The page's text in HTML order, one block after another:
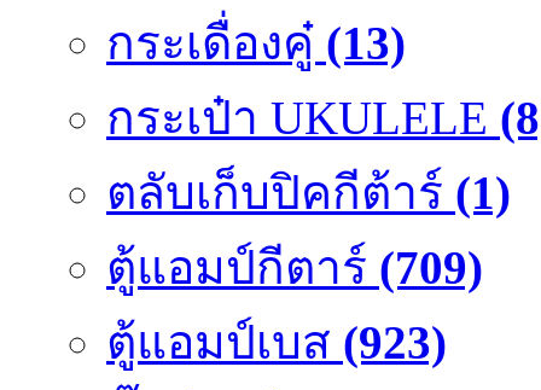
กระเดื่องคู๋ (13)
กระเป๋า UKULELE
ตลับเก็บปิคกีต้าร์ (1)
ตู้แอมป์กีตาร์ (709)
ตู้แอมป์เบส (923)